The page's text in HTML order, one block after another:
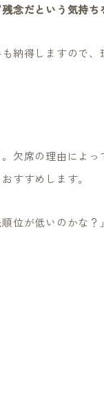
念だという気持ち
納得しますので
欠席の理由によ
すすめします。
位が低いのかな